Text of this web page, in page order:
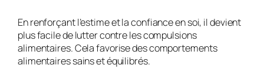
En renforçant l’estime et la confiance en soi, il devient
plus facile de lutter contre les compulsions
alimentaires. Cela favorise des comportements
alimentaires sains et équilibrés.